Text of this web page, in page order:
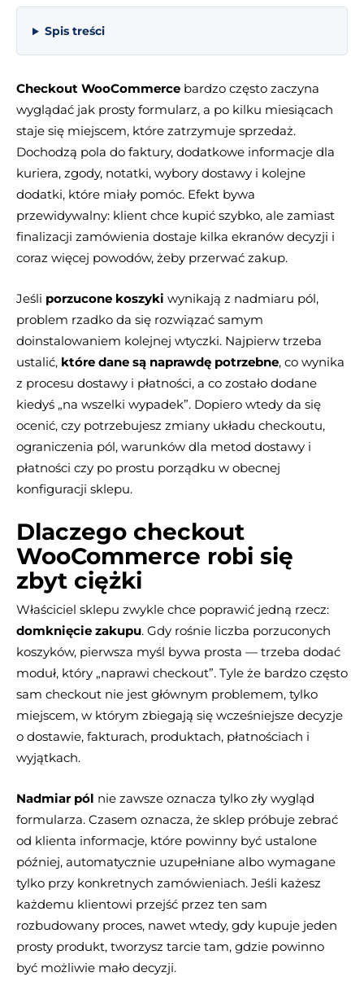
Spis treści
Checkout WooCommerce bardzo często zaczyna
wyglądać jak prosty formularz, a po kilku miesiącach
staje się miejscem, które zatrzymuje sprzedaż.
Dochodzą pola do faktury, dodatkowe informacje dla
kuriera, zgody, notatki, wybory dostawy i kolejne
dodatki, które miały pomóc. Efekt bywa
przewidywalny: klient chce kupić szybko, ale zamiast
finalizacji zamówienia dostaje kilka ekranów decyzji i
coraz więcej powodów, żeby przerwać zakup.
Jeśli porzucone koszyki wynikają z nadmiaru pól,
problem rzadko da się rozwiązać samym
doinstalowaniem kolejnej wtyczki. Najpierw trzeba
ustalić, które dane są naprawdę potrzebne, co wynika
z procesu dostawy i płatności, a co zostało dodane
kiedyś „na wszelki wypadek”. Dopiero wtedy da się
ocenić, czy potrzebujesz zmiany układu checkoutu,
ograniczenia pól, warunków dla metod dostawy i
płatności czy po prostu porządku w obecnej
konfiguracji sklepu.
Dlaczego checkout
WooCommerce robi się
zbyt ciężki
Właściciel sklepu zwykle chce poprawić jedną rzecz:
domknięcie zakupu. Gdy rośnie liczba porzuconych
koszyków, pierwsza myśl bywa prosta — trzeba dodać
moduł, który „naprawi checkout”. Tyle że bardzo często
sam checkout nie jest głównym problemem, tylko
miejscem, w którym zbiegają się wcześniejsze decyzje
o dostawie, fakturach, produktach, płatnościach i
wyjątkach.
Nadmiar pól nie zawsze oznacza tylko zły wygląd
formularza. Czasem oznacza, że sklep próbuje zebrać
od klienta informacje, które powinny być ustalone
później, automatycznie uzupełniane albo wymagane
tylko przy konkretnych zamówieniach. Jeśli każesz
każdemu klientowi przejść przez ten sam
rozbudowany proces, nawet wtedy, gdy kupuje jeden
prosty produkt, tworzysz tarcie tam, gdzie powinno
być możliwie mało decyzji.